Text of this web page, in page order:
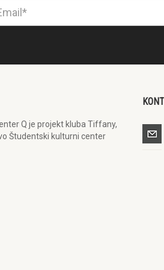
Q je projekt kluba Tiffany,
Študentski kulturni center